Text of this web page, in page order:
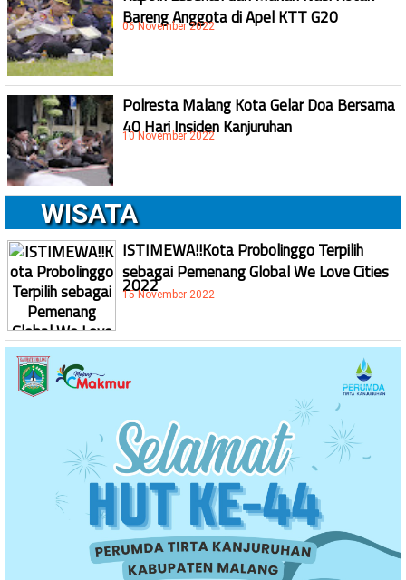
Bareng Anggota di Apel KTT G20
06 November 2022
Polresta Malang Kota Gelar Doa Bersama
40 Hari Insiden Kanjuruhan
10 November 2022
WISATA
ISTIMEWA!!Kota Probolinggo Terpilih
sebagai Pemenang Global We Love Cities
2022
15 November 2022